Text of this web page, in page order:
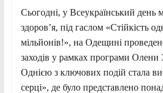
Сьогодні, у Всеукраїнський день
здоров’я, під гаслом «Стійкість
мільйонів!», на Одещині
заходів у рамках програми Олени
Однією з ключових подій стала
серці», де було представлено